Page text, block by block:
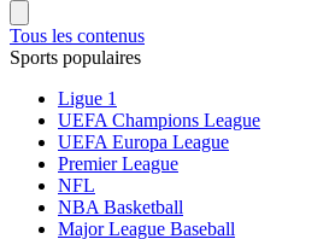
Tous les contenus
Sports populaires
Ligue 1
UEFA Champions League
UEFA Europa League
Premier League
NFL
NBA Basketball
Major League Baseball